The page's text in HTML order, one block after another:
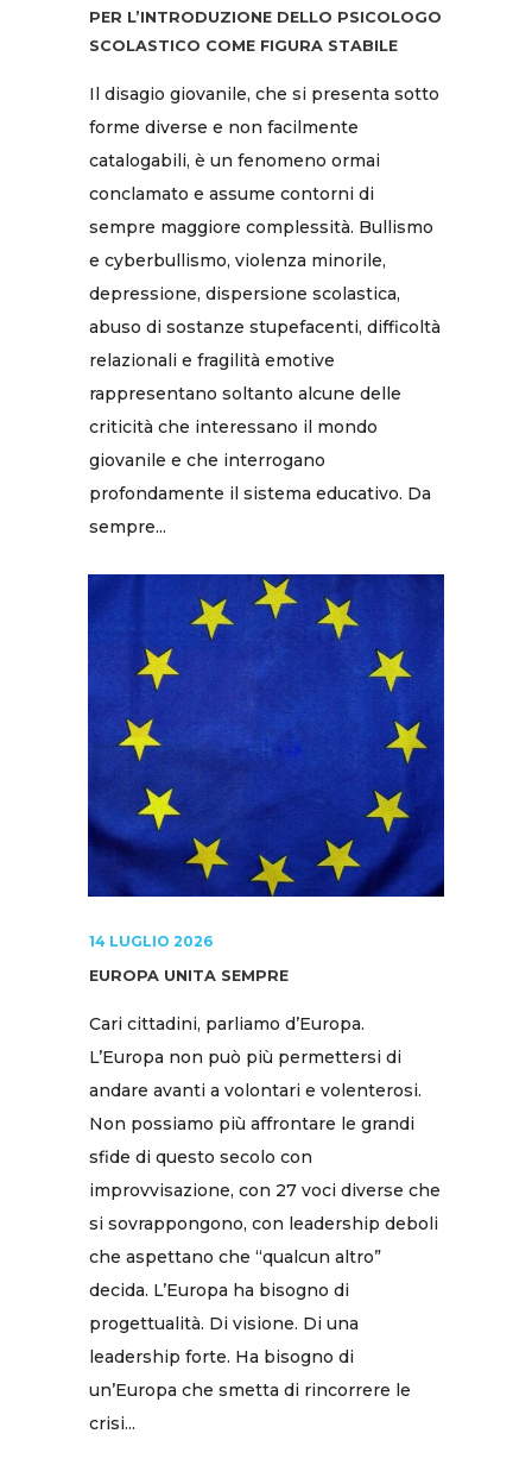
PER L’INTRODUZIONE DELLO PSICOLOGO
SCOLASTICO COME FIGURA STABILE
Il disagio giovanile, che si presenta sotto
forme diverse e non facilmente
catalogabili, è un fenomeno ormai
conclamato e assume contorni di
sempre maggiore complessità. Bullismo
e cyberbullismo, violenza minorile,
depressione, dispersione scolastica,
abuso di sostanze stupefacenti, difficoltà
relazionali e fragilità emotive
rappresentano soltanto alcune delle
criticità che interessano il mondo
giovanile e che interrogano
profondamente il sistema educativo. Da
sempre...
14 LUGLIO 2026
EUROPA UNITA SEMPRE
Cari cittadini, parliamo d’Europa.
L’Europa non può più permettersi di
andare avanti a volontari e volenterosi.
Non possiamo più affrontare le grandi
sfide di questo secolo con
improvvisazione, con 27 voci diverse che
si sovrappongono, con leadership deboli
che aspettano che “qualcun altro”
decida. L’Europa ha bisogno di
progettualità. Di visione. Di una
leadership forte. Ha bisogno di
un’Europa che smetta di rincorrere le
crisi...